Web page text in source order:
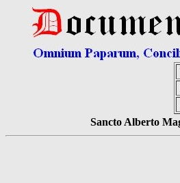
Sancto Alberto